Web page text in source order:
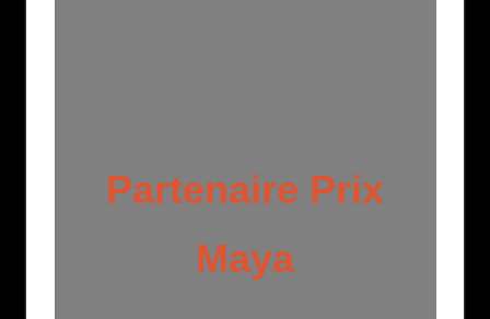
Partenaire Prix
Maya